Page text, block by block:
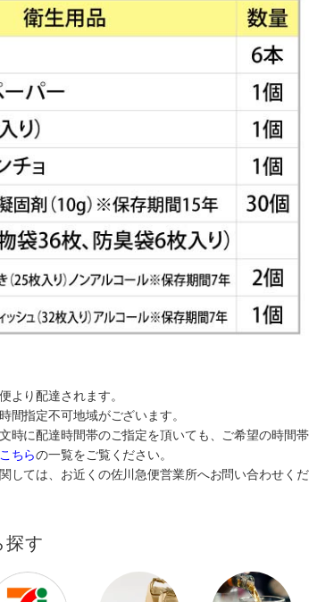
より配達されます。
間指定不可地域がございます。
時に配達時間帯のご指定を頂いても、ご希望の時間
こちらの一覧をご覧ください。
しては、お近くの佐川急便営業所へお問い合わせくだ
探す